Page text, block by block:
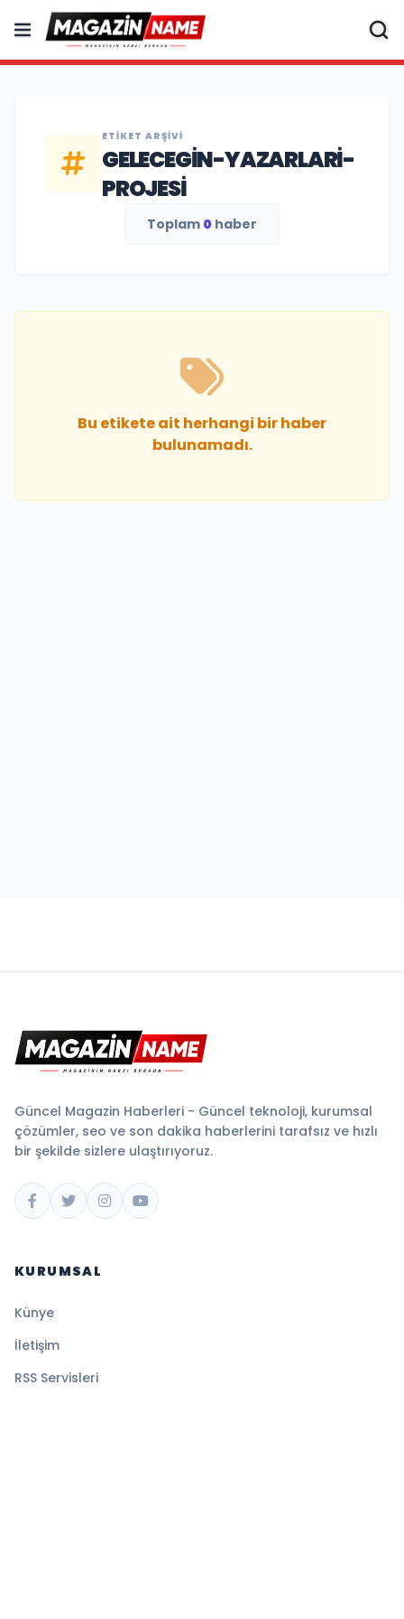
ETIKET ARŞIVI
GELECEGIN-YAZARLARI-
PROJESI
Toplam 0 haber
Bu etikete ait herhangi bir haber
bulunamadı.
Güncel Magazin Haberleri - Güncel teknoloji, kurumsal
çözümler, seo ve son dakika haberlerini tarafsız ve hızlı
bir şekilde sizlere ulaştırıyoruz.
KURUMSAL
Künye
İletişim
RSS Servisleri